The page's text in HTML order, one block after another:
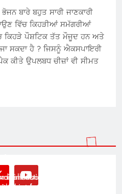
ਬਾਰੇ ਬਹੁਤ ਸਾਰੀ ਜਾਣਕਾਰੀ
ਵਿੱਚ ਕਿਹੜੀਆਂ ਸਮੱਗਰੀਆਂ
ਪੌਸ਼ਟਿਕ ਤੱਤ ਮੌਜੂਦ ਹਨ ਅਤੇ
ਸਕਦਾ ਹੈ ? ਜਿਸਨੂੰ ਐਕਸਪਾਇਰੀ
ਕੀਤੇ ਉਪਲਬਧ ਚੀਜ਼ਾਂ ਵੀ ਸੀਮਤ
look of modern
great for creating stories
talk about the latest in
this clean and futuristic